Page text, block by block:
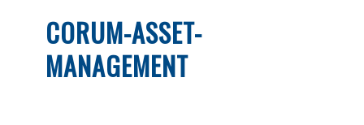
CORUM-ASSET-
MANAGEMENT